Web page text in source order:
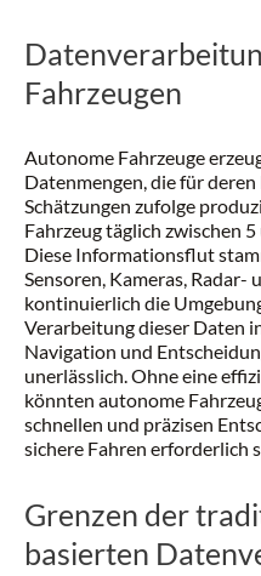
Fahrzeugen
Autonome Fahrzeuge
Datenmengen, die für
Schätzungen zufolge
Fahrzeug täglich zwischen
Diese Informationsflut
Sensoren, Kameras, Radar-
kontinuierlich die
Verarbeitung dieser Daten
Navigation und
unerlässlich. Ohne eine
könnten autonome
schnellen und präzisen
sichere Fahren erforderlich
Grenzen der
basierten